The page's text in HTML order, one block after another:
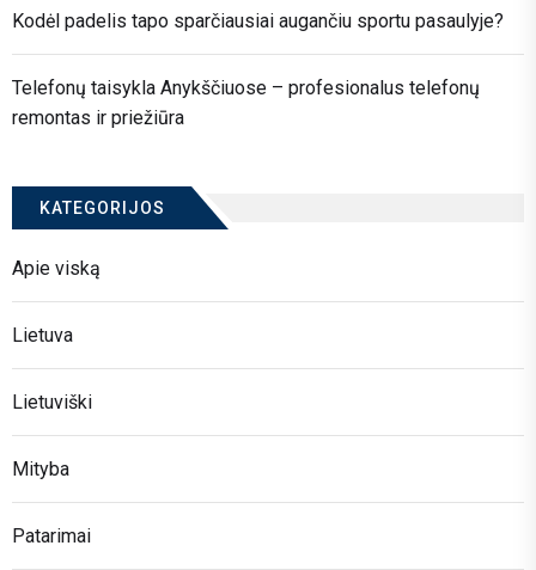
Kodėl padelis tapo sparčiausiai augančiu sportu pasaulyje?
Telefonų taisykla Anykščiuose – profesionalus telefonų
remontas ir priežiūra
KATEGORIJOS
Apie viską
Lietuva
Lietuviški
Mityba
Patarimai